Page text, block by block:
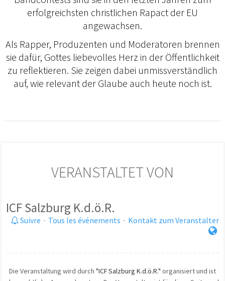
erfolgreichsten christlichen Rapact der EU
angewachsen.
Als Rapper, Produzenten und Moderatoren brennen
sie dafür, Gottes liebevolles Herz in der Öffentlichkeit
zu reflektieren. Sie zeigen dabei unmissverständlich
auf, wie relevant der Glaube auch heute noch ist.
VERANSTALTET VON
ICF Salzburg K.d.ö.R.
Suivre · Tous les événements · Kontakt zum Veranstalter
Die Veranstaltung wird durch "ICF Salzburg K.d.ö.R." organisiert und ist